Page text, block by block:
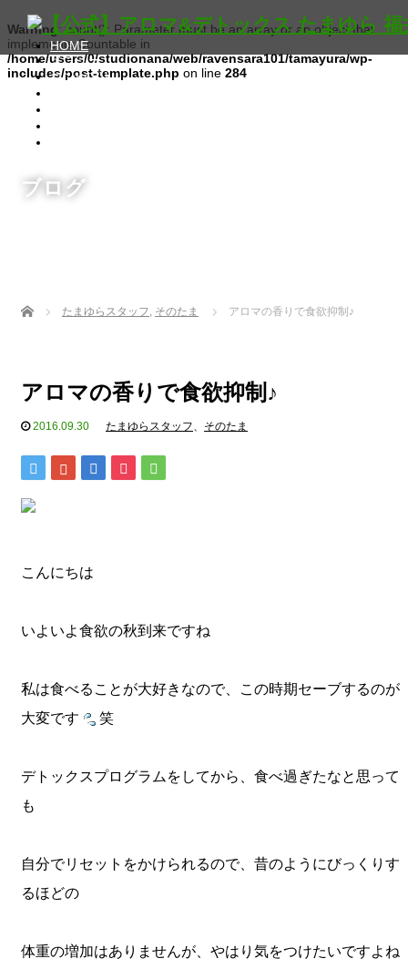
Warning: count(): Parameter must be an array or an object that
implements Countable in
/home/users/0/studionana/web/ravensara101/tamayura/wp-
includes/post-template.php on line 284
HOME
メニュー
コンセプト
ブログ
Home たまゆらスタッフ, そのたま アロマの香りで食欲抑制♪
アロマの香りで食欲抑制♪
2016.09.30 たまゆらスタッフ、 そのたま
こんにちは
いよいよ食欲の秋到来ですね
私は食べることが大好きなので、この時期セーブするのが
大変です
笑
デトックスプログラムをしてから、食べ過ぎたなと思って
も
自分でリセットをかけられるので、昔のようにびっくりす
るほどの
体重の増加はありませんが、やはり気をつけたいですよね